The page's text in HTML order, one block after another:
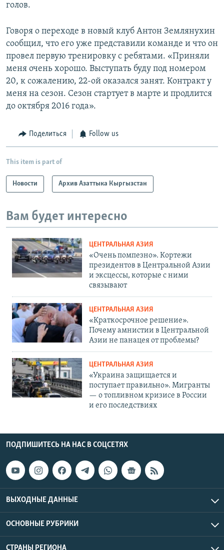
голов.
Говоря о переходе в новый клуб Антон Землянухин
сообщил, что его уже представили команде и что он
провел первую тренировку с ребятами. «Приняли
меня очень хорошо. Выступать буду под номером
20, к сожалению, 22-ой оказался занят. Контракт у
меня на сезон. Сезон стартует в марте и продлится
до октября 2016 года».
Поделиться Follow us
This item is part of
Новости Архив Азаттыка Кыргызстан
Вам будет интересно
ЦЕНТРАЛЬНАЯ АЗИЯ
«Очень помпезно». Кортежи
президентов в Центральной Азии
и эксцессы, которые с ними
связывают
ЦЕНТРАЛЬНАЯ АЗИЯ
«Краткосрочное решение».
Почему амнистии в Центральной
Азии не панацея от проблемы?
ЦЕНТРАЛЬНАЯ АЗИЯ
«Украина защищается и
поступает правильно». Мигранты
— о топливном кризисе в России
и его последствиях
ПОДПИШИТЕСЬ НА НАС В СОЦСЕТЯХ
ВЫХОДНЫЕ ДАННЫЕ
ОСНОВНЫЕ РУБРИКИ
СТРАНЫ РЕГИОНА